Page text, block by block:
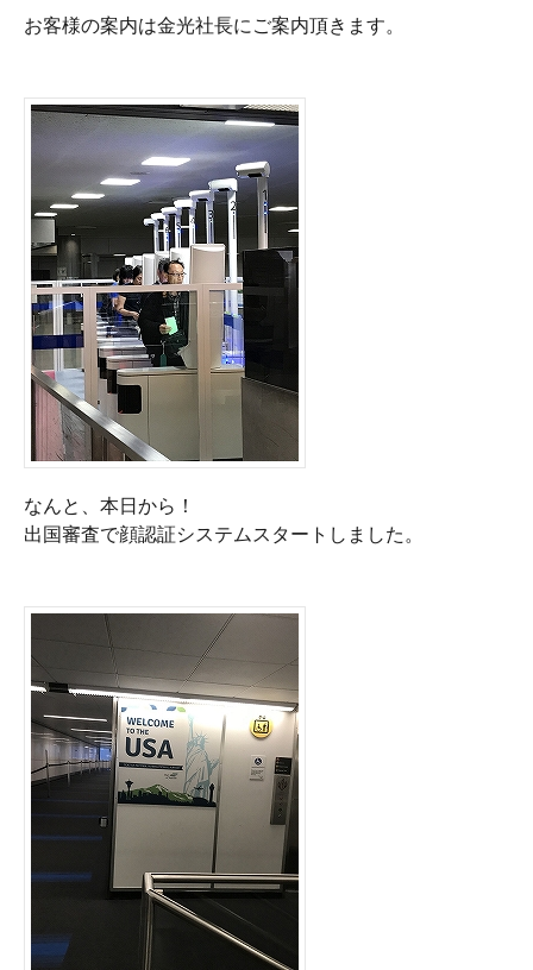
お客様の案内は金光社長にご案内頂きます。
なんと、本日から！
出国審査で顔認証システムスタートしました。